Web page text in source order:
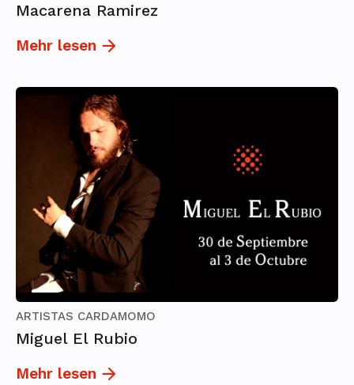
Macarena Ramirez
Mehr lesen
ARTISTAS CARDAMOMO
Miguel El Rubio
Mehr lesen